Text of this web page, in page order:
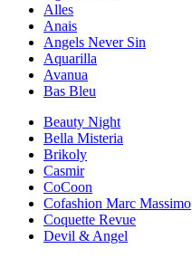
Alles
Anais
Angels Never Sin
Aquarilla
Avanua
Bas Bleu
Beauty Night
Bella Misteria
Brikoly
Casmir
CoCoon
Cofashion Marc Massimo
Coquette Revue
Devil & Angel